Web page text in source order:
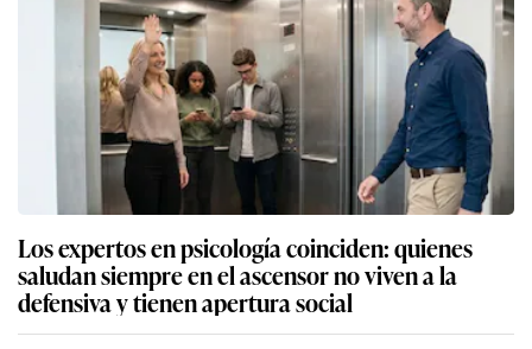
Los expertos en psicología coinciden: quienes
saludan siempre en el ascensor no viven a la
defensiva y tienen apertura social